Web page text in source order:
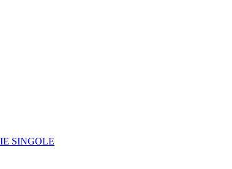
SINGOLE